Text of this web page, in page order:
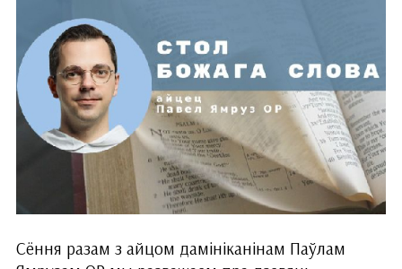
Сёння разам з айцом дамініканінам Паўлам